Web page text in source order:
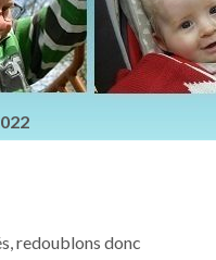
redoublons donc